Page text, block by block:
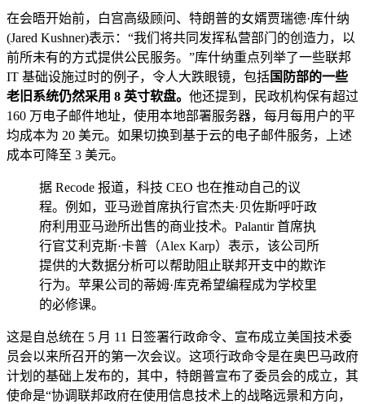
在会晤开始前，白宫高级顾问、特朗普的女婿贾瑞德·库什纳
(Jared Kushner)表示：“我们将共同发挥私营部门的创造力，以
前所未有的方式提供公民服务。”库什纳重点列举了一些联邦
IT 基础设施过时的例子，令人大跌眼镜，包括国防部的一些
老旧系统仍然采用 8 英寸软盘。 他还提到，民政机构保有超过
160 万电子邮件地址，使用本地部署服务器，每月每用户的平
均成本为 20 美元。如果切换到基于云的电子邮件服务，上述
成本可降至 3 美元。
据 Recode 报道，科技 CEO 也在推动自己的议
程。例如，亚马逊首席执行官杰夫·贝佐斯呼吁政
府利用亚马逊所出售的商业技术。Palantir 首席执
行官艾利克斯·卡普（Alex Karp）表示，该公司所
提供的大数据分析可以帮助阻止联邦开支中的欺诈
行为。苹果公司的蒂姆·库克希望编程成为学校里
的必修课。
这是自总统在 5 月 11 日签署行政命令、宣布成立美国技术委
员会以来所召开的第一次会议。这项行政命令是在奥巴马政府
计划的基础上发布的，其中，特朗普宣布了委员会的成立，其
使命是“协调联邦政府在使用信息技术上的战略远景和方向，